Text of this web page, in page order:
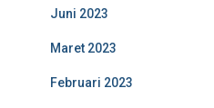
Juni 2023
Maret 2023
Februari 2023